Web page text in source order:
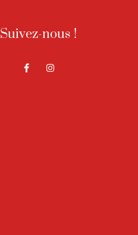
Suivez-nous !